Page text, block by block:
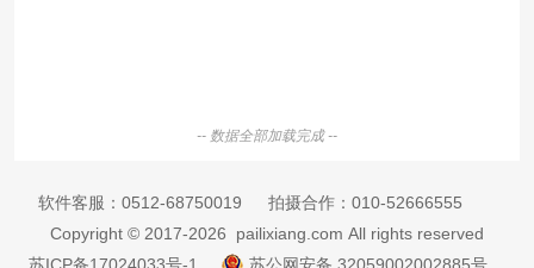
-- 数据全部加载完成 --
软件客服： 0512-68750019 拍摄合作： 010-52666555
Copyright © 2017-2026 pailixiang.com All rights reserved
苏ICP备17024033号-1
苏公网安备 32059002002885号